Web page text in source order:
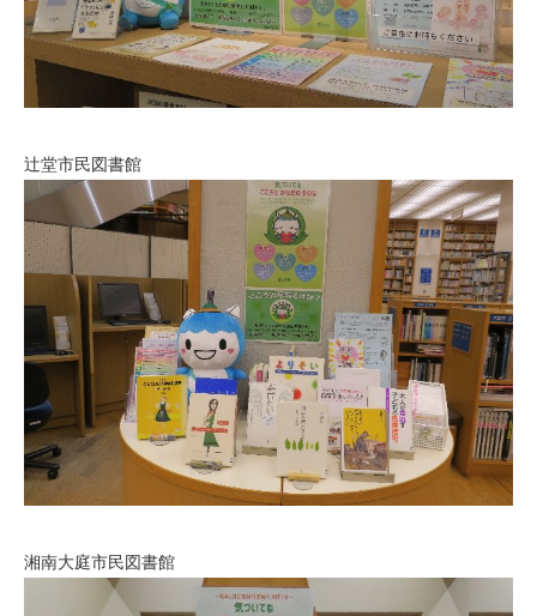
辻堂市民図書館
湘南大庭市民図書館